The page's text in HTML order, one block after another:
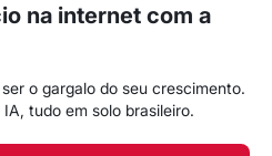
na internet com a
o gargalo do seu crescimento.
tudo em solo brasileiro.